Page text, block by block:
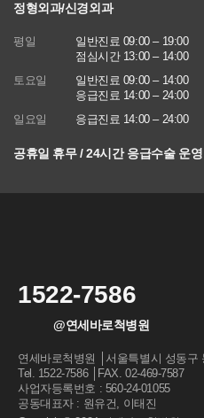
1522-7586
@연세바로척병원
연세바로척병원 │서울특별시 성동구
Tel. 1522-7586 │FAX. 02-469-7587
사업자등록번호 : 560-24-01055
공동대표자 : 원유건, 이태진
정형외과/신경외과
평일
일반진료 09:00 – 19:00
점심시간 13:00 – 14:00
토요일
일반진료 09:00 – 14:00
응급진료 14:00 – 24:00
일요일
응급진료 14:00 – 24:00
공휴일 휴무 / 24시간 응급수술 운영
- 본인확인에 관한 기록: 6개월(정
■ 동의를 거부할 권리가 있다는 사
용
회원은 연세바로척병원에서 수집
용 등의 서비스가 제한됩니다.
※ 위 개인정보는 연세바로척병원
하실 수 있습니다